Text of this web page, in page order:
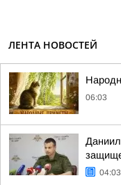
ЛЕНТА НОВОСТЕЙ
06:03
04:03